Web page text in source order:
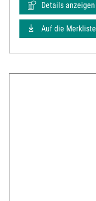
Details anzeigen
Auf die Merkliste